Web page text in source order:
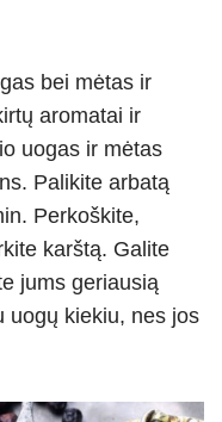
bei mėtas ir
aromatai ir
uogas ir mėtas
Palikite arbatą
Perkoškite,
karštą. Galite
jums geriausią
uogų kiekiu, nes jos